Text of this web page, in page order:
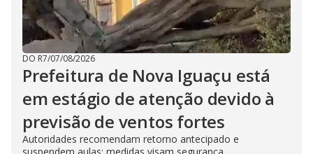
DO R7/07/08/2026
Prefeitura de Nova Iguaçu está
em estágio de atenção devido à
previsão de ventos fortes
Autoridades recomendam retorno antecipado e